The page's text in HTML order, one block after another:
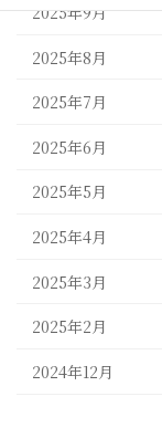
2025年9月
2025年8月
2025年7月
2025年6月
2025年5月
2025年4月
2025年3月
2025年2月
2024年12月